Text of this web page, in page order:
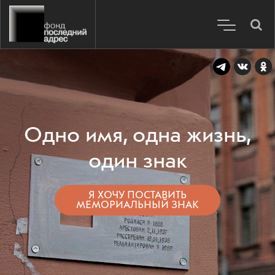
Одно имя, одна жизнь,
один знак
Я ХОЧУ ПОСТАВИТЬ
МЕМОРИАЛЬНЫЙ ЗНАК